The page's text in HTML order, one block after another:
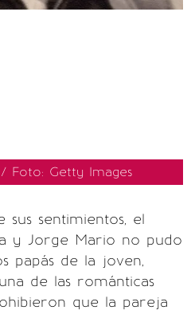
Foto: Getty Images
sentimientos, el
y Jorge Mario no pudo
papás de la joven,
de las románticas
que la pareja